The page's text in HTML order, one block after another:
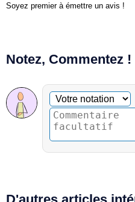
Soyez premier à émettre un avis !
Notez, Commentez !
Commentaire facultatif
Votre notation